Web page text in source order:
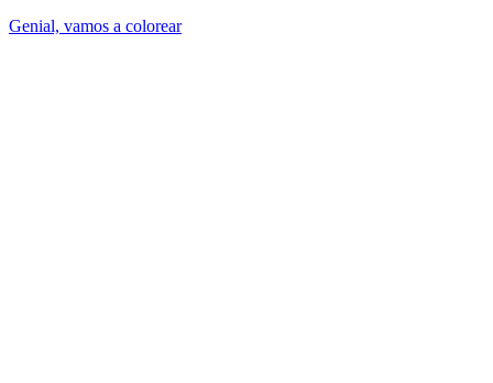
Genial, vamos a colorear